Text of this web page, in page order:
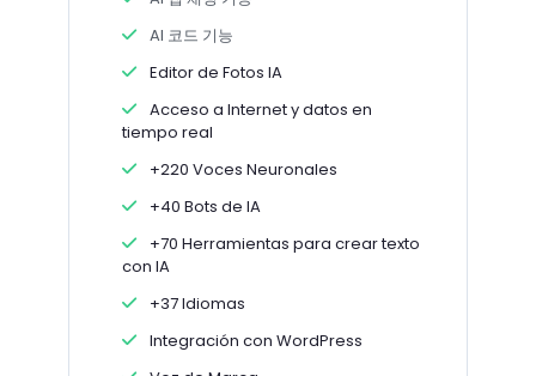
AI 코드 기능
Editor de Fotos IA
Acceso a Internet y datos en
tiempo real
+220 Voces Neuronales
+40 Bots de IA
+70 Herramientas para crear texto
con IA
+37 Idiomas
Integración con WordPress